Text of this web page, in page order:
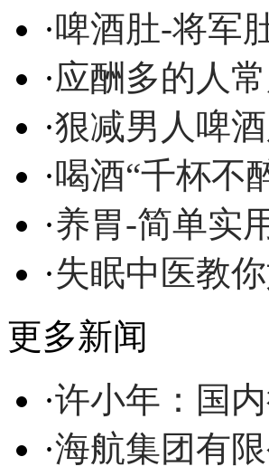
·啤酒肚-将军
·应酬多的人
·狠减男人啤
·喝酒“千杯不
·养胃-简单实
·失眠中医教
更多新闻
·许小年：国
·海航集团有